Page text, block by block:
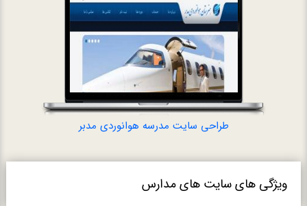
طراحی سایت مدرسه هوانوردی مدبر
ویژگی های سایت های مدارس